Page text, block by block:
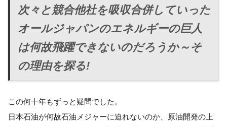
次々と競合他社を吸収合併していった
オールジャパンのエネルギーの巨人
は何故飛躍できないのだろうか～そ
の理由を探る!
この何十年もずっと疑問でした。
日本石油が何故石油メジャーに迫れないのか、原油開発の上